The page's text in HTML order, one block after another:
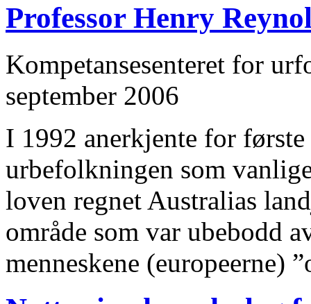
Professor Henry
Kompetansesenteret for
september 2006
I 1992 anerkjente for
urbefolkningen som
loven regnet Australias
område som var ubebodd
menneskene (europeerne)